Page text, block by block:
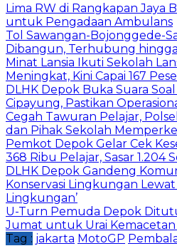
Lima RW di Rangkapan Jaya
untuk Pengadaan Ambulans
Tol Sawangan-Bojonggede-
Dibangun, Terhubung
Minat Lansia Ikuti Sekolah
Meningkat, Kini Capai 167
DLHK Depok Buka Suara
Cipayung, Pastikan
Cegah Tawuran Pelajar,
dan Pihak Sekolah
Pemkot Depok Gelar Cek
368 Ribu Pelajar, Sasar 1.204
DLHK Depok Gandeng
Konservasi Lingkungan Lewat
Lingkungan’
U-Turn Pemuda Depok
Jumat untuk Urai Kemacetan
Tag : jakarta MotoGP